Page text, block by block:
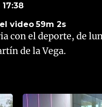
video 59m 2s
con el deporte, de
de la Vega.